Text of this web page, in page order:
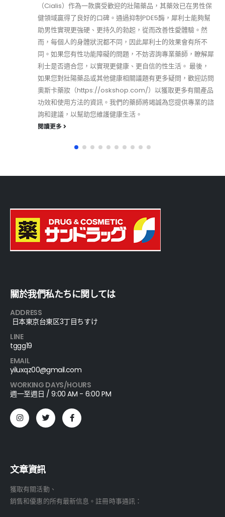
（Cialis）作為一款廣受歡迎的壯陽藥品，其藥效已在男性保
健領域贏得了良好的口碑。通過抑制PDE5酶，犀利士能夠幫
助男性實現更強硬、更持久的勃起，從而改善性愛體驗。然
而，每個人的身體狀況都不同，因此犀利士的效果會有所不
同。如果您有性功能障礙的問題，不妨咨詢專業藥師，瞭解犀
利士是否適合您，以實現更健康、更自信的性生活。 最後，
如果您對壯陽藥品或其他健康相關議題有更多疑問，歡迎訪問
奧斯卡藥妝（https://oskshop.com/）以獲取更多有關產品
功效和使用方法的資訊。我們的藥師將竭誠為您提供專業的諮
詢和建議，以幫助您維護健康生活。
閱讀更多
關於我們私たちに関しては
ADDRESS
日本東京台東区3丁目ちすけ
LINE
tggg19
EMAIL
yiluxqz00@gmail.com
WORKING DAYS/HOURS
週一至週日 / 9:00 AM - 6:00 PM
文章資訊
獲取有關活動、
銷售和優惠的所有最新信息。註冊時事通訊：